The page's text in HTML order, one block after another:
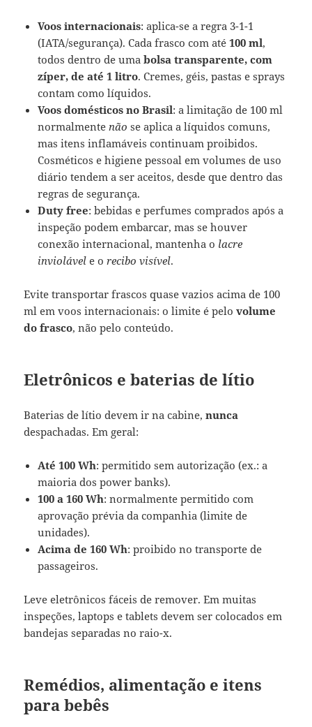
Voos internacionais: aplica-se a regra 3-1-1
(IATA/segurança). Cada frasco com até100 ml,
todos dentro de umabolsa transparente, com
zíper, de até 1 litro. Cremes, géis, pastas e sprays
contam como líquidos.
Voos domésticos no Brasil: a limitação de 100 ml
normalmente não se aplica a líquidos comuns,
mas itens inflamáveis continuam proibidos.
Cosméticos e higiene pessoal em volumes de uso
diário tendem a ser aceitos, desde que dentro das
regras de segurança.
Duty free: bebidas e perfumes comprados após a
inspeção podem embarcar, mas se houver
conexão internacional, mantenha o lacre
inviolável e orecibo visível.
Evite transportar frascos quase vazios acima de 100
ml em voos internacionais: o limite é pelovolume
do frasco, não pelo conteúdo.
Eletrônicos e baterias de lítio
Baterias de lítio devem ir na cabine,nunca
despachadas. Em geral:
Até 100 Wh: permitido sem autorização (ex.: a
maioria dos power banks).
100 a 160 Wh: normalmente permitido com
aprovação prévia da companhia (limite de
unidades).
Acima de 160 Wh: proibido no transporte de
passageiros.
Leve eletrônicos fáceis de remover. Em muitas
inspeções, laptops e tablets devem ser colocados em
bandejas separadas no raio-x.
Remédios, alimentação e itens
para bebês